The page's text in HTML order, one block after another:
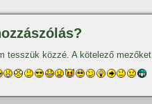
tesszük közzé. A kötelező mezőket